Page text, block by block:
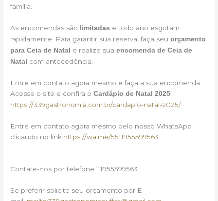
família.
As encomendas são limitadas e todo ano esgotam
rapidamente. Para garantir sua reserva, faça seuorçamento
para Ceia de Natal e realize suaencomenda de Ceia de
Natal com antecedência.
Entre em contato agora mesmo e faça a sua encomenda.
Acesse o site e confira oCardápio de Natal 2025:
https://339gastronomia.com.br/cardapio-natal-2025/
Entre em contato agora mesmo pelo nosso WhatsApp
clicando no link:https://wa.me/5511955599563
Contate-nos por telefone: 11955599563
Se preferir solicite seu orçamento por E-